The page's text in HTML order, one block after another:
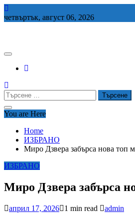
Skip
to
четвъртък, август 06, 2026
Търсене
за:
You are Here
Home
ИЗБРАНО
Миро Дзвера забърса нова топ
ИЗБРАНО
Миро Дзвера забърса
април 17, 2026 1 min read admin